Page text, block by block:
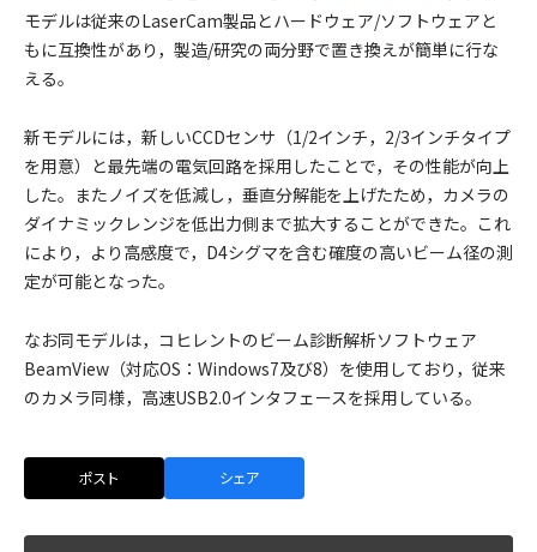
モデルは従来のLaserCam製品とハードウェア/ソフトウェアと
もに互換性があり，製造/研究の両分野で置き換えが簡単に行な
える。
新モデルには，新しいCCDセンサ（1/2インチ，2/3インチタイプ
を用意）と最先端の電気回路を採用したことで，その性能が向上
した。またノイズを低減し，垂直分解能を上げたため，カメラの
ダイナミックレンジを低出力側まで拡大することができた。これ
により，より高感度で，D4シグマを含む確度の高いビーム径の測
定が可能となった。
なお同モデルは，コヒレントのビーム診断解析ソフトウェア
BeamView（対応OS：Windows7及び8）を使用しており，従来
のカメラ同様，高速USB2.0インタフェースを採用している。
ポスト シェア